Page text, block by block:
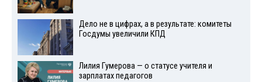
Дело не в цифрах, а в результате: комитеты
Госдумы увеличили КПД
Лилия Гумерова — о статусе учителя и
зарплатах педагогов